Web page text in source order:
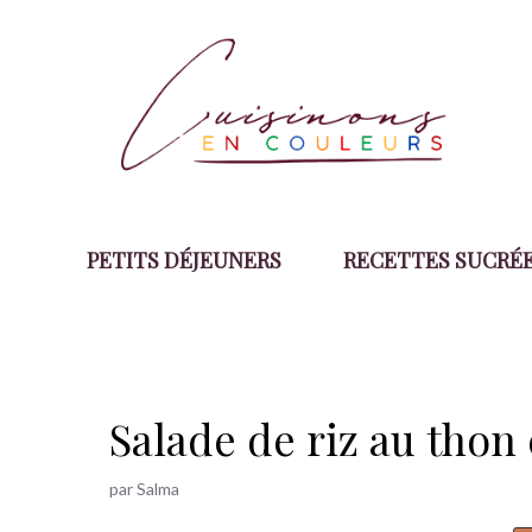
PETITS DÉJEUNERS RECETTES
Salade de riz au thon
parSalma